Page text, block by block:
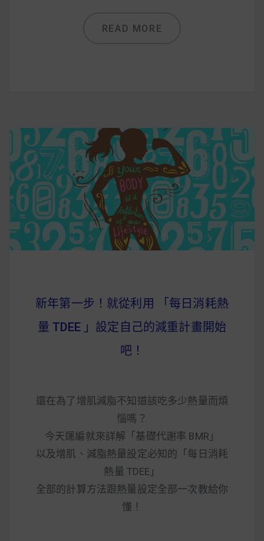
純素料理食譜
蔬食純素餐廳推薦
READ MORE
新年第一步！就從利用 「每日消耗熱
量 TDEE 」設定自己的減重計畫開始
吧！
還在為了增肌減脂不知道該吃多少熱量而煩
惱嗎？
今天運編就來詳解「基礎代謝率 BMR」
以及增肌、減脂熱量設定必知的「每日消耗
熱量 TDEE」
全部的計算方法跟熱量設定全部一次教給你
懂！